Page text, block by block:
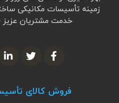
خدمت مشتریان عزیز
فروش کالای